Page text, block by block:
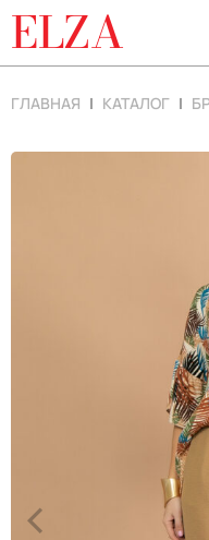
ELZA
ГЛАВНАЯ КАТАЛОГ
<